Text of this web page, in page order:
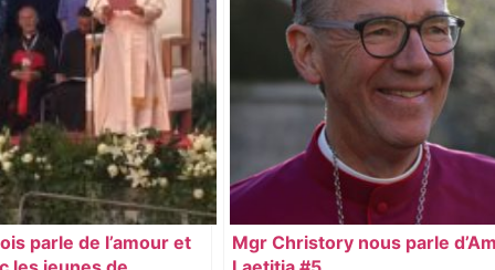
parle de l’amour et
Mgr Christory nous parle